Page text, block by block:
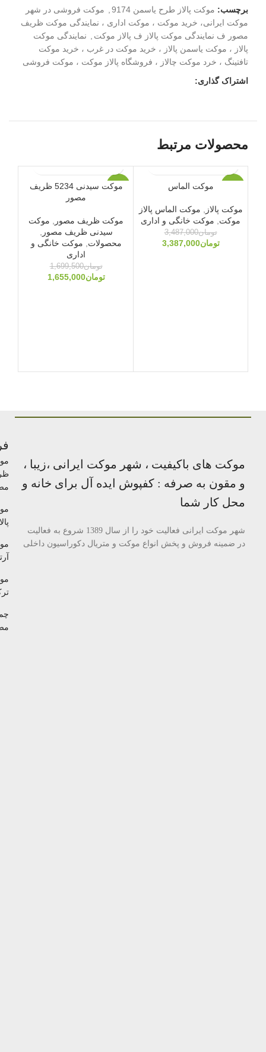
برچسب: موکت پالاز طرح یاسمن 9174
موکت فروشی در شهر
موکت ایرانی، خرید موکت ، موکت اداری ، نمایندگی موکت ظریف
مصور ف نمایندگی موکت پالاز ف پالاز موکت
نمایندگی موکت
پالاز ، موکت یاسمن پالاز ، خرید موکت در غرب ، خرید موکت
تافتینگ ، خرد موکت چالاز ، فروشگاه پالاز موکت ، موکت فروشی
اشتراک گذاری:
محصولات مرتبط
موکت الماس
موکت پالاز
موکت الماس پالاز
موکت
موکت خانگی و اداری
تومان3,487,000
تومان3,387,000
-3%
موکت سیدنی 5234 ظریف
مصور
موکت ظریف مصور
موکت
سیدنی ظریف مصور
محصولات
موکت خانگی و
اداری
تومان1,699,500
تومان1,655,000
موکت های باکیفیت ، شهر موکت ایرانی ،زیبا ،
و مقون به صرفه : کفپوش ایده آل برای خانه و
محل کار شما
شهر موکت ایرانی فعالیت خود را از سال 1389 شروع به فعالیت
در ضمینه فروش و پخش انواع موکت و متریال دکوراسیون داخلی